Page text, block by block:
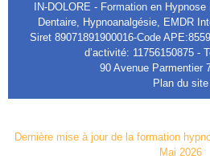
IN-DOLORE - Formation en
Dentaire, Hypnoanalgésie, EMDR
Siret 89071891900016-Code
d’activité: 11756150875 -
90 Avenue Parmentier
Plan du site
Dernière mise à jour de la formation
Mai 2026